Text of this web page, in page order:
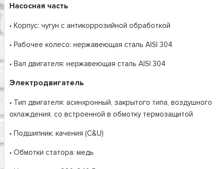
Насосная часть
• Корпус: чугун с антикоррозийной обработкой
• Рабочее колесо: нержавеющая сталь AISI 304
• Вал двигателя: нержавеющая сталь AISI 304
Электродвигатель
• Тип двигателя: асинхронный, закрытого типа, воздушного
охлаждения, со встроенной в обмотку термозащитой
• Подшипник: качения (C&U)
• Обмотки статора: медь